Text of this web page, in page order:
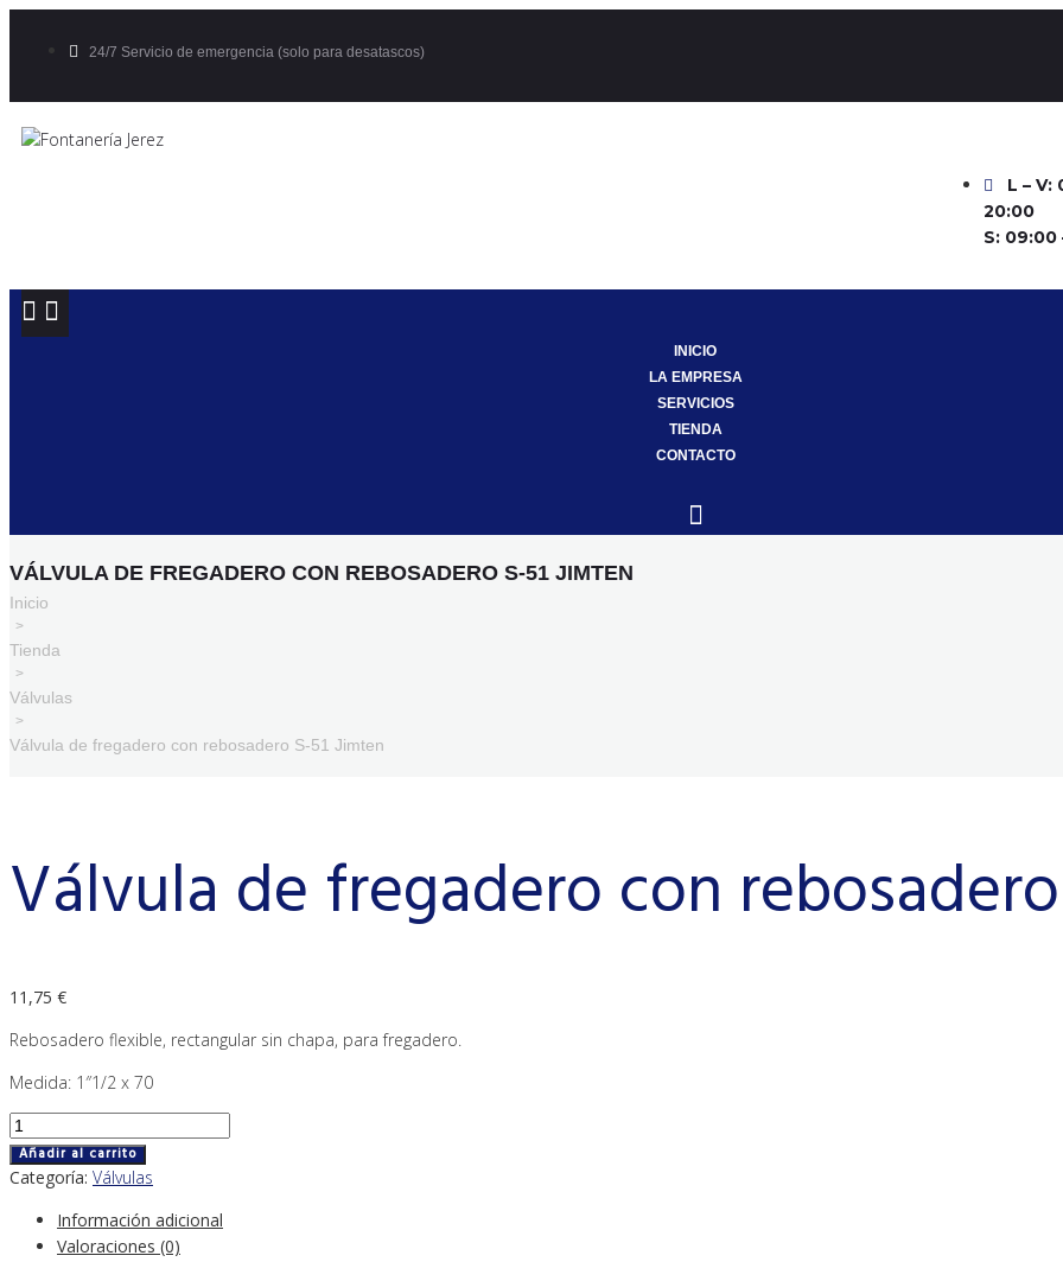
24/7 Servicio de emergencia (solo para desatascos)
L – V:
20:00
S: 09:00
INICIO
LA EMPRESA
SERVICIOS
TIENDA
CONTACTO
VÁLVULA DE FREGADERO CON REBOSADERO S-51 JIMTEN
Inicio
>
Tienda
>
Válvulas
>
Válvula de fregadero con rebosadero S-51 Jimten
Válvula de fregadero con
11,75 €
Rebosadero flexible, rectangular sin chapa, para fregadero.
Medida: 1″1/2 x 70
Añadir al carrito
Categoría: Válvulas
Información adicional
Valoraciones (0)